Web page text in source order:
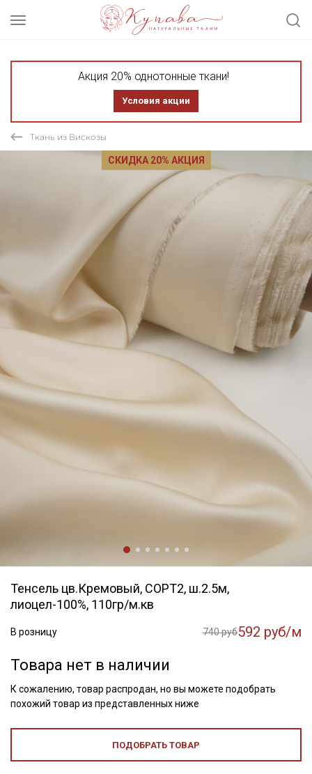
Акция 20% однотонные ткани!
Условия акции
Ткань из Вискозы
СКИДКА 20% АКЦИЯ
Тенсель цв.Кремовый, СОРТ2, ш.2.5м,
лиоцел-100%, 110гр/м.кв
В розницу 740 руб592 руб/м
Товара нет в наличии
К сожалению, товар распродан, но вы можете подобрать
похожий товар из представленных ниже
ПОДОБРАТЬ ТОВАР